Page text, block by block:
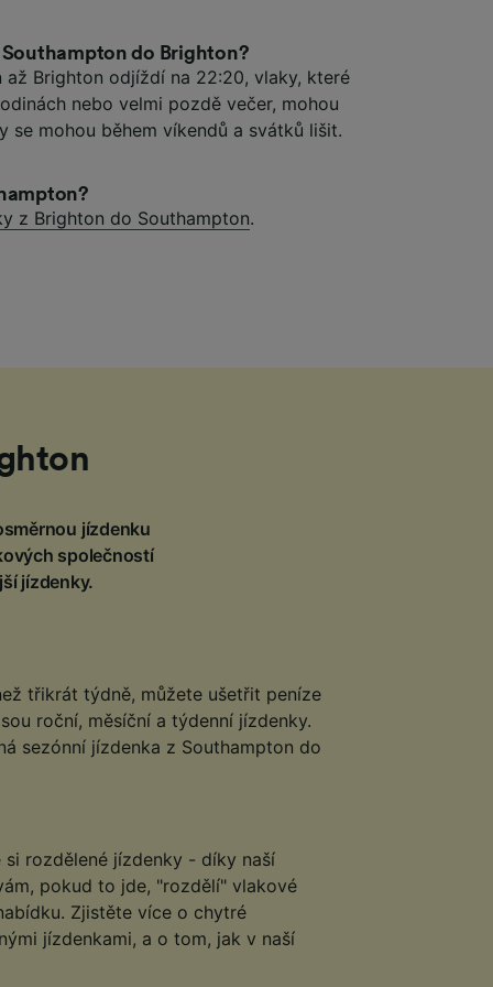
do Brighton?
Brighton odjíždí na 22:20, vlaky, které
nebo velmi pozdě večer, mohou
se mohou během víkendů a svátků lišit.
z Brighton do Southampton.
jízdenku
společností
jízdenky.
třikrát týdně, můžete ušetřit peníze
roční, měsíční a týdenní jízdenky.
sezónní jízdenka z Southampton do
rozdělené jízdenky - díky naší
pokud to jde, "rozdělí" vlakové
Zjistěte více o chytré
jízdenkami, a o tom, jak v naší